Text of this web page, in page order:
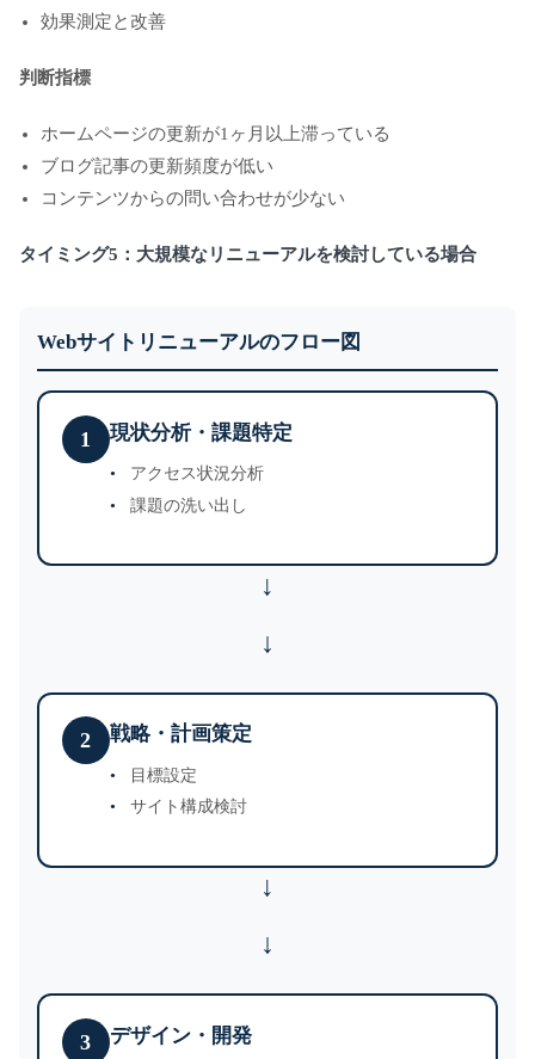
効果測定と改善
判断指標
ホームページの更新が1ヶ月以上滞っている
ブログ記事の更新頻度が低い
コンテンツからの問い合わせが少ない
タイミング5：大規模なリニューアルを検討している場合
Webサイトリニューアルのフロー図
1 現状分析・課題特定
アクセス状況分析
課題の洗い出し
↓
2 戦略・計画策定
目標設定
サイト構成検討
↓
3 デザイン・開発